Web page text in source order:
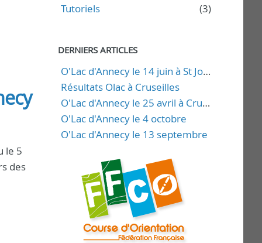
le 5
des
Tutoriels
(3)
DERNIERS ARTICLES
O'Lac d'Annecy le 14 juin à St Jorioz
Résultats Olac à Cruseilles
O'Lac d'Annecy le 25 avril à Cruseilles
O'Lac d'Annecy le 4 octobre
O'Lac d'Annecy le 13 septembre